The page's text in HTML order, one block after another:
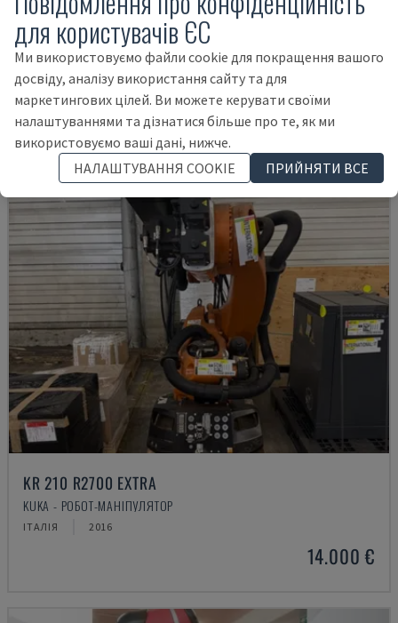
AUDI TSV D5 TÜR
CHANGO - РОБОТ-МАНІПУЛЯТОР
НІМЕЧЧИНА 2020 200 HRS
62.000 €
KR 210 R2700 EXTRA
KUKA - РОБОТ-МАНІПУЛЯТОР
ІТАЛІЯ 2016
14.000 €
для користувачів ЄС
Ми використовуємо файли cookie для покращення вашого
досвіду, аналізу використання сайту та для
маркетингових цілей. Ви можете керувати своїми
налаштуваннями та дізнатися більше про те, як ми
використовуємо ваші дані, нижче.
НАЛАШТУВАННЯ COOKIE
ПРИЙНЯТИ ВСЕ